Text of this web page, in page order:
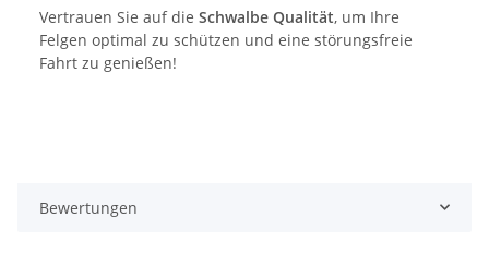
Vertrauen Sie auf die Schwalbe Qualität, um Ihre
Felgen optimal zu schützen und eine störungsfreie
Fahrt zu genießen!
Bewertungen